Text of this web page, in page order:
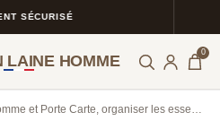
SÉCURISÉ
LAINE HOMME 0
Porte Carte, organiser les essentiels avec sobriété